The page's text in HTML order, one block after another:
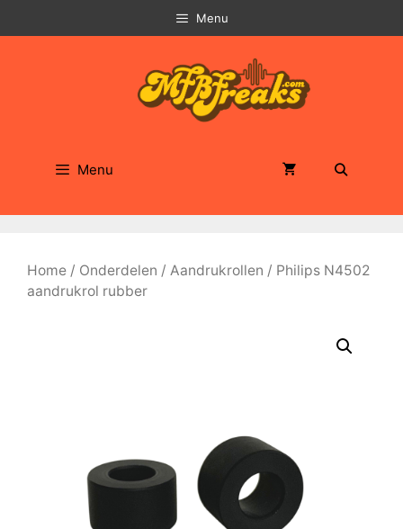
naar
Menu
Menu
Home / Onderdelen / Aandrukrollen / Philips N4502
aandrukrol rubber